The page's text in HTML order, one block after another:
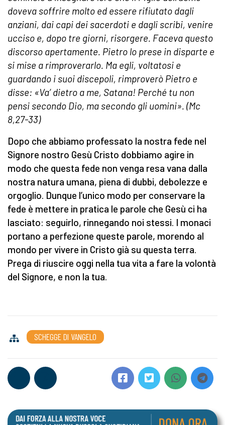
doveva soffrire molto ed essere rifiutato dagli
anziani, dai capi dei sacerdoti e dagli scribi, venire
ucciso e, dopo tre giorni, risorgere. Faceva questo
discorso apertamente. Pietro lo prese in disparte e
si mise a rimproverarlo. Ma egli, voltatosi e
guardando i suoi discepoli, rimproverò Pietro e
disse: «Va’ dietro a me, Satana! Perché tu non
pensi secondo Dio, ma secondo gli uomini». (Mc
8,27-33)
Dopo che abbiamo professato la nostra fede nel
Signore nostro Gesù Cristo dobbiamo agire in
modo che questa fede non venga resa vana dalla
nostra natura umana, piena di dubbi, debolezze e
orgoglio. Dunque l’unico modo per conservare la
fede è mettere in pratica le parole che Gesù ci ha
lasciato: seguirlo, rinnegando noi stessi. I monaci
portano a perfezione queste parole, morendo al
mondo per vivere in Cristo già su questa terra.
Prega di riuscire oggi nella tua vita a fare la volontà
del Signore, e non la tua.
SCHEGGE DI VANGELO